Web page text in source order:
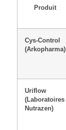
Produit
Cys-Control
(Arkopharma)
Uriflow
(Laboratoires
Nutrazen)